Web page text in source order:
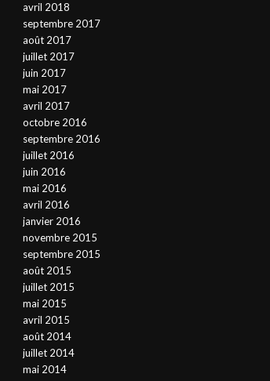
avril 2018
septembre 2017
août 2017
juillet 2017
juin 2017
mai 2017
avril 2017
octobre 2016
septembre 2016
juillet 2016
juin 2016
mai 2016
avril 2016
janvier 2016
novembre 2015
septembre 2015
août 2015
juillet 2015
mai 2015
avril 2015
août 2014
juillet 2014
mai 2014